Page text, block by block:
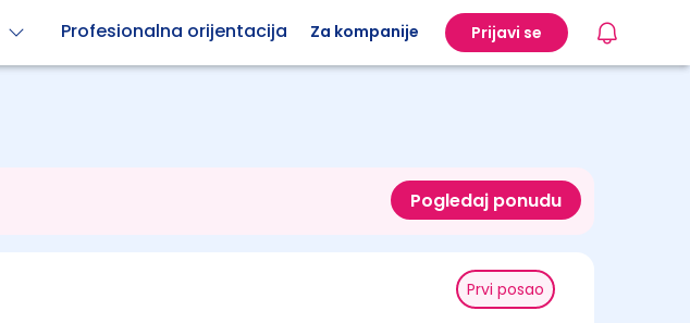
Profesionalna orijentacija Za kompanije Prijavi se
Pogledaj ponudu
Prvi posao